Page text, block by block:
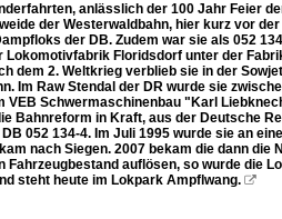
anlässlich der 100 Jahr Feier
der Westerwaldbahn, hier kurz vor
der DB. Zudem war sie als 052
Lokomotivfabrik Floridsdorf unter der
dem 2. Weltkrieg verblieb sie in der
Im Raw Stendal der DR wurde sie
Schwermaschinenbau "Karl
Bahnreform in Kraft, aus der Deutsche
052 134-4. Im Juli 1995 wurde sie an
nach Siegen. 2007 bekam die dann die
auflösen, so wurde die
steht heute im Lokpark Ampflwang. 